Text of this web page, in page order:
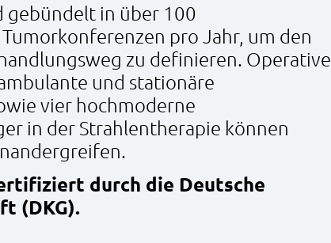
gebündelt in über 100
pro Jahr, um den
zu definieren. Operative
und stationäre
vier hochmoderne
in der Strahlentherapie können
durch die Deutsche
(DKG).